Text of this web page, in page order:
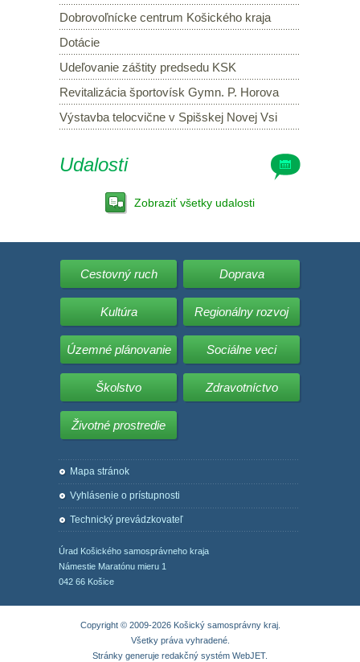
Dobrovoľnícke centrum Košického kraja
Dotácie
Udeľovanie záštity predsedu KSK
Revitalizácia športovísk Gymn. P. Horova
Výstavba telocvične v Spišskej Novej Vsi
Udalosti
Zobraziť všetky udalosti
Cestovný ruch Doprava
Kultúra Regionálny rozvoj
Územné plánovanie Sociálne veci
Školstvo Zdravotníctvo
Životné prostredie
Mapa stránok
Vyhlásenie o prístupnosti
Technický prevádzkovateľ
Úrad Košického samosprávneho kraja
Námestie Maratónu mieru 1
042 66 Košice
Copyright © 2009-2026 Košický samosprávny kraj.
Všetky práva vyhradené.
Stránky generuje redakčný systém WebJET.